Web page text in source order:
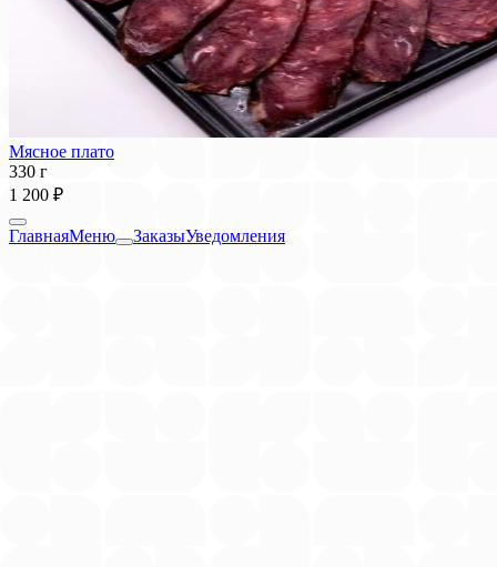
Мясное плато
330 г
1 200 ₽
ГлавнаяМеню ЗаказыУведомления